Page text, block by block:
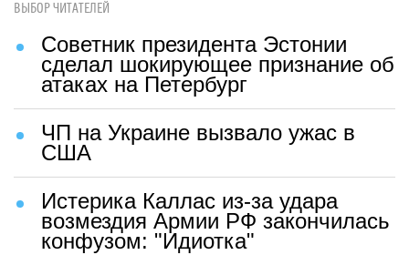
ВЫБОР ЧИТАТЕЛЕЙ
Советник президента Эстонии
сделал шокирующее признание об
атаках на Петербург
ЧП на Украине вызвало ужас в
США
Истерика Каллас из-за удара
возмездия Армии РФ закончилась
конфузом: "Идиотка"